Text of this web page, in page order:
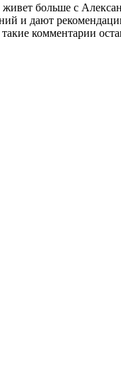
больше с
и дают
комментарии